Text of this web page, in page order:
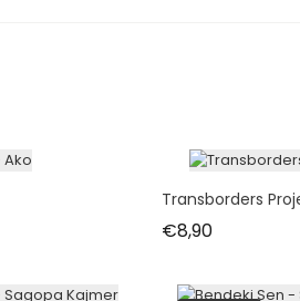
Transborders
€8,90Fiyat